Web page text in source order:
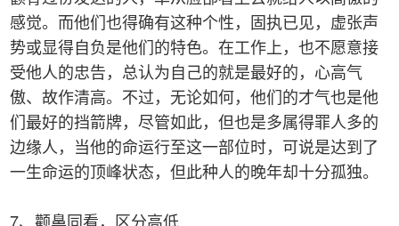
感觉。而他们也得确有这种个性，固执已见，虚张声
势或显得自负是他们的特色。在工作上，也不愿意接
受他人的忠告，总认为自己的就是最好的，心高气
傲、故作清高。不过，无论如何，他们的才气也是他
们最好的挡箭牌，尽管如此，但也是多属得罪人多的
边缘人，当他的命运行至这一部位时，可说是达到了
一生命运的顶峰状态，但此种人的晚年却十分孤独。
7、颧鼻同看，区分高低